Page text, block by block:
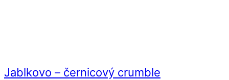
Jablkovo – černicový crumble